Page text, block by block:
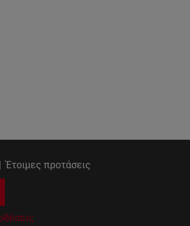
Έτοιμες προτάσεις